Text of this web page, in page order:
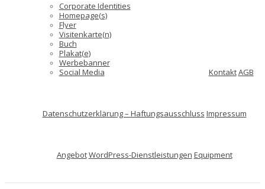
Corporate Identities
Homepage(s)
Flyer
Visitenkarte(n)
Buch
Plakat(e)
Werbebanner
Social Media
KontaktAGB
Datenschutzerklärung – Haftungsausschluss Impressum
AngebotWordPress-Dienstleistungen Equipment